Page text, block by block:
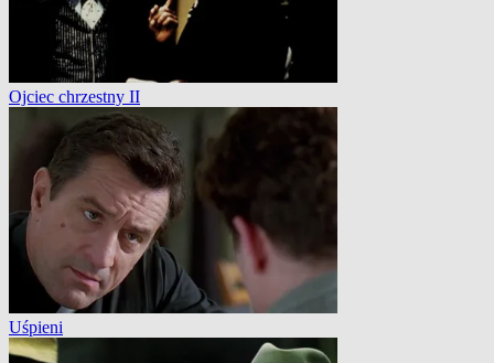
Ojciec chrzestny II
Uśpieni